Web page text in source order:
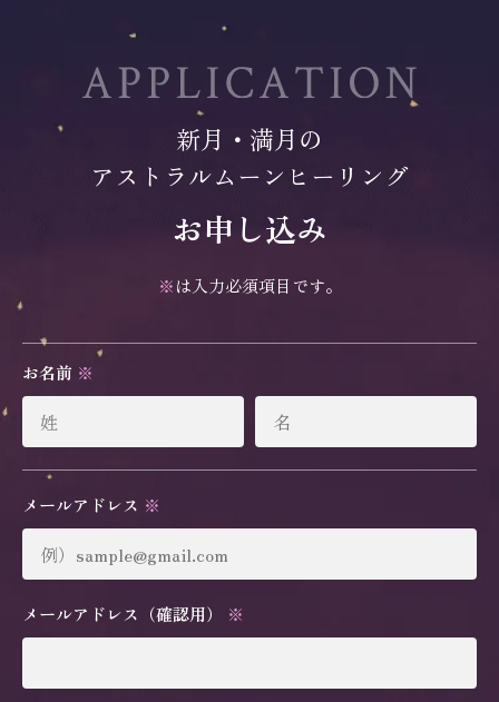
新月・満月の
アストラルムーンヒーリング
お申し込み
※は入力必須項目です。
お名前 ※
メールアドレス ※
メールアドレス（確認用） ※